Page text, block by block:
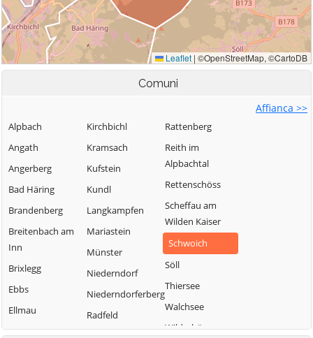
Comuni
Affianca >>
Alpbach
Angath
Angerberg
Bad Häring
Brandenberg
Breitenbach am
Inn
Brixlegg
Ebbs
Ellmau
Erl
Kirchbichl
Kramsach
Kufstein
Kundl
Langkampfen
Mariastein
Münster
Niederndorf
Niederndorferberg
Radfeld
Rattenberg
Reith im
Alpbachtal
Rettenschöss
Scheffau am
Wilden Kaiser
Schwoich
Söll
Thiersee
Walchsee
Wildschönau